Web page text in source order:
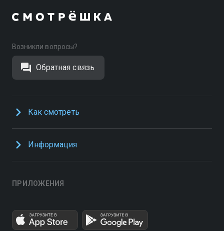
Возникли вопросы?
Обратная связь
Как смотреть
Информация
ПРИЛОЖЕНИЯ